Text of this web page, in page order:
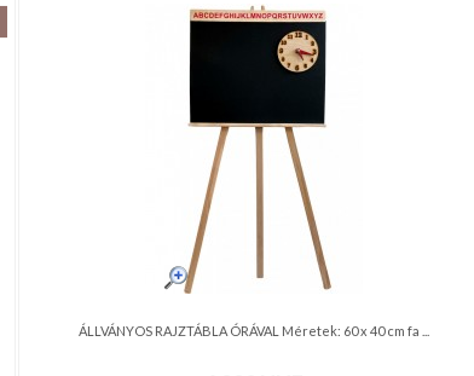
ÁLLVÁNYOS RAJZTÁBLA ÓRÁVAL Méretek: 60 x 40 cm fa ...